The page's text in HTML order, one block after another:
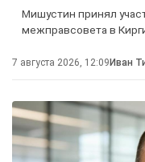
Мишустин принял
межправсовета в
7 августа 2026, 12:09Иван